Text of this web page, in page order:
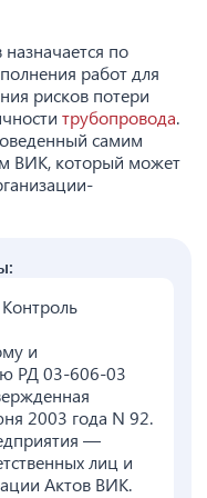
по
работ для
рисков потери
трубопровода.
самим
ВИК, который может
и
РД 03-606-03
2003 года N 92.
—
лиц и
Актов ВИК.